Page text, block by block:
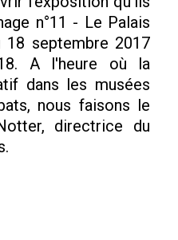
n°11 - Le Palais
septembre 2017
A l'heure où la
dans les musées
nous faisons le
directrice du